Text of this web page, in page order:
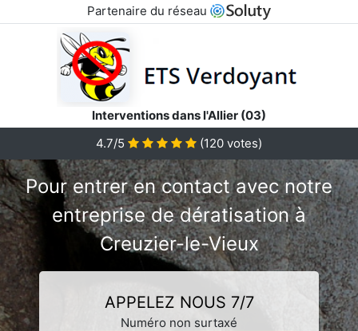
Partenaire du réseau
Interventions dans l'Allier (03)
4.7/5
(120 votes)
Pour entrer en contact avec notre
entreprise de dératisation à
Creuzier-le-Vieux
APPELEZ NOUS 7/7
Numéro non surtaxé